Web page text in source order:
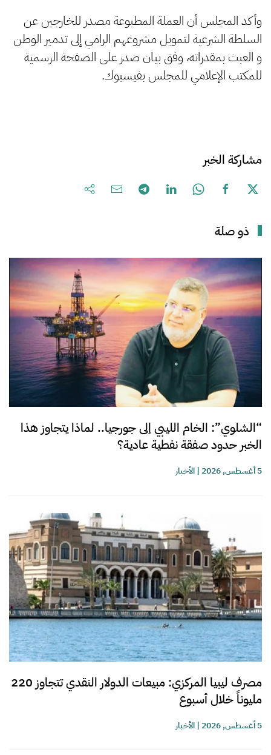
وأكد المجلس أن العملة المطبوعة مصدر للخارجين عن
السلطة الشرعية لتمويل مشروعهم الرامي إلى تدمير الوطن
و العبث بمقدراته، وفق بيان صدر على الصفحة الرسمية
للمكتب الإعلامي للمجلس بفيسبوك.
مشاركة الخبر
ذو صلة
“الشلوي”: الخام الليبي إلى جورجيا.. لماذا يتجاوز هذا
الخبر حدود صفقة نفطية عادية؟
5 أغسطس, 2026 |الأخبار
مصرف ليبيا المركزي: مبيعات الدولار النقدي تتجاوز 220
مليوناً خلال أسبوع
5 أغسطس, 2026 |الأخبار